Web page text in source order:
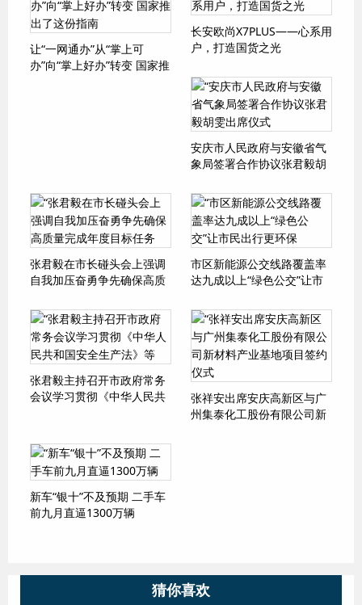
让“一网通办”从“掌上可
办”向“掌上好办”转变 国家推
长安欧尚X7PLUS——心系用
户，打造国货之光
安庆市人民政府与安徽省气
象局签署合作协议张君毅胡
张君毅在市长碰头会上强调
自我加压奋勇争先确保高质
市区新能源公交线路覆盖率
达九成以上“绿色公交”让市
张君毅主持召开市政府常务
会议学习贯彻《中华人民共
张祥安出席安庆高新区与广
州集泰化工股份有限公司新
新车“银十”不及预期 二手车
前九月直逼1300万辆
猜你喜欢